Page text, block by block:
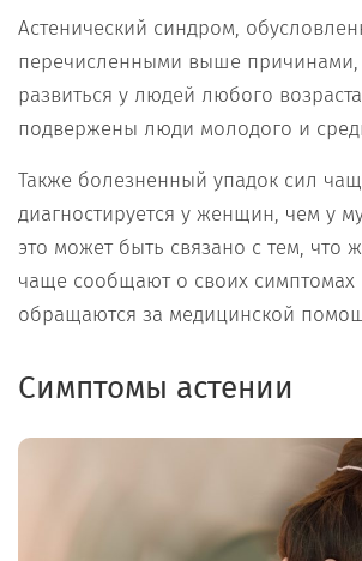
Астенический синдром,
перечисленными выше
развиться у людей любого
подвержены люди молодого и
Также болезненный упадок сил
диагностируется у женщин, чем у
это может быть связано с тем, что
чаще сообщают о своих симптомах
обращаются за медицинской
Симптомы астении